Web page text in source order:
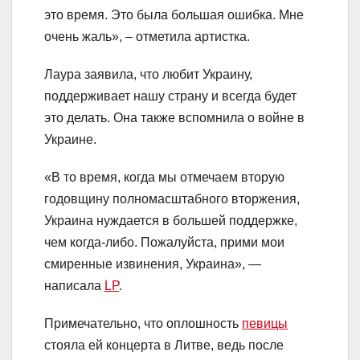
это время. Это была большая ошибка. Мне
очень жаль», – отметила артистка.
Лаура заявила, что любит Украину,
поддерживает нашу страну и всегда будет
это делать. Она также вспомнила о войне в
Украине.
«В то время, когда мы отмечаем вторую
годовщину полномасштабного вторжения,
Украина нуждается в большей поддержке,
чем когда-либо. Пожалуйста, прими мои
смиренные извинения, Украина», —
написала LP.
Примечательно, что оплошность певицы
стояла ей концерта в Литве, ведь после